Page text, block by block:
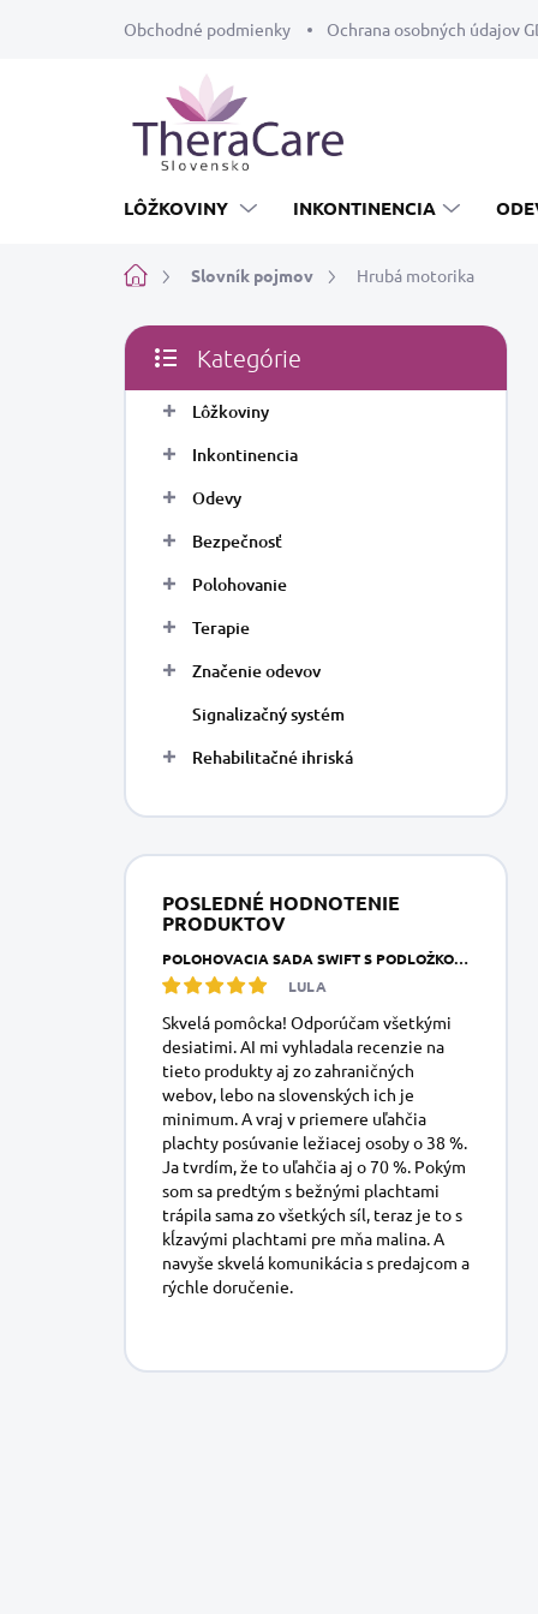
Obchodné podmienky Ochrana osobných údajov
LÔŽKOVINY INKONTINENCIA
DomovSlovník pojmov Hrubá motorika
B
č
Preskočiť
kategórie
Kategórie
Lôžkoviny
Inkontinencia
Odevy
Bezpečnosť
Polohovanie
Terapie
Značenie odevov
Signalizačný systém
Rehabilitačné ihriská
POSLEDNÉ HODNOTENIE
PRODUKTOV
POLOHOVACIA SADA SWIFT S PODLOŽKOU DUO
LULA
Skvelá pomôcka! Odporúčam všetkými
desiatimi. AI mi vyhladala recenzie na
tieto produkty aj zo zahraničných
webov, lebo na slovenských ich je
minimum. A vraj v priemere uľahčia
plachty posúvanie ležiacej osoby o 38 %.
Ja tvrdím, že to uľahčia aj o 70 %. Pokým
som sa predtým s bežnými plachtami
trápila sama zo všetkých síl, teraz je to s
kĺzavými plachtami pre mňa malina. A
navyše skvelá komunikácia s predajcom a
rýchle doručenie.